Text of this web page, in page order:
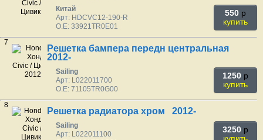
Китай
Арт: HDCVC12-190-R
O.E: 33921TR0E01
550 p
купить
7
Решетка бампера передн центральная
2012-
Sailing
Арт: L022011700
O.E: 71105TR0G00
1250 p
купить
8
Решетка радиатора хром 2012-
Sailing
Арт: L022011100
3250 p